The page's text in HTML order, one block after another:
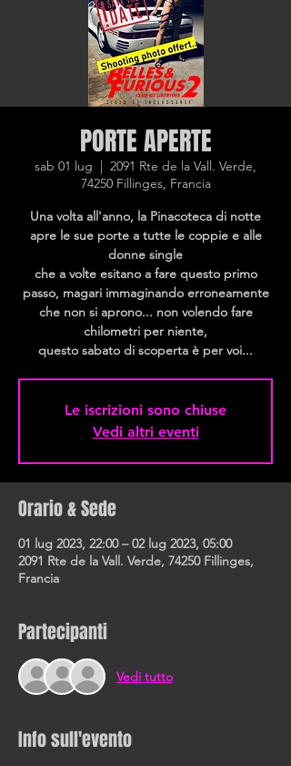
PORTE APERTE
sab 01 lug
  |
2091 Rte de la Vall. Verde,
74250 Fillinges, Francia
Una volta all'anno, la Pinacoteca di notte
apre le sue porte a tutte le coppie e alle
donne single
che a volte esitano a fare questo primo
passo, magari immaginando erroneamente
che non si aprono... non volendo fare
chilometri per niente,
questo sabato di scoperta è per voi...
Le iscrizioni sono chiuse
Vedi altri eventi
Orario & Sede
01 lug 2023, 22:00 – 02 lug 2023, 05:00
2091 Rte de la Vall. Verde, 74250 Fillinges,
Francia
Partecipanti
Vedi tutto
Info sull'evento